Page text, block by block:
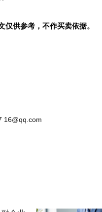
供参考，不作买卖依据。
16@qq.com